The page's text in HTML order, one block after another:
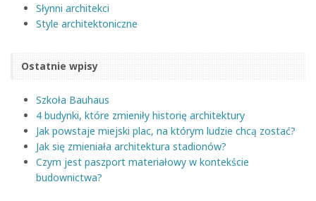
Słynni architekci
Style architektoniczne
Ostatnie wpisy
Szkoła Bauhaus
4 budynki, które zmieniły historię architektury
Jak powstaje miejski plac, na którym ludzie chcą zostać?
Jak się zmieniała architektura stadionów?
Czym jest paszport materiałowy w kontekście
budownictwa?